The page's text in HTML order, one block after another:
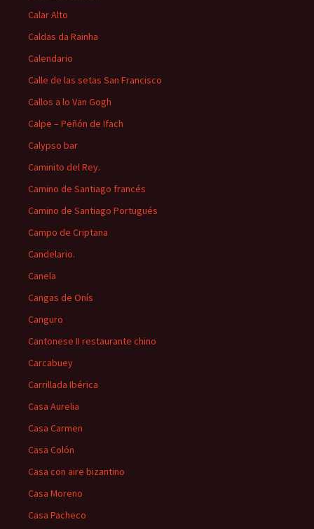
Calar Alto
Caldas da Rainha
Calendario
Calle de las setas San Francisco
Callos a lo Van Gogh
Calpe – Peñón de Ifach
Calypso bar
Caminito del Rey.
Camino de Santiago francés
Camino de Santiago Portugués
Campo de Criptana
Candelario.
Canela
Cangas de Onís
Canguro
Cantonese II restaurante chino
Carcabuey
Carrillada Ibérica
Casa Aurelia
Casa Carmen
Casa Colón
Casa con aire bizantino
Casa Moreno
Casa Pacheco